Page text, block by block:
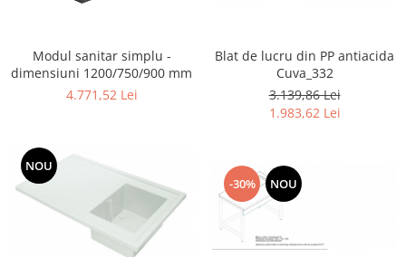
Ventilatie / Exhaustare
Dulapuri de laborator/Corpuri de
Dulapuri la sol
Dulapuri under-bench mobile
Mobilier pentru autolaborator
Modul sanitar simplu -
dimensiuni 1200/750/900 mm
4.771,52 Lei
Blat de lucru din PP antiacida
Cuva_332
3.139,86 Lei
1.983,62 Lei
NOU
-30% NOU